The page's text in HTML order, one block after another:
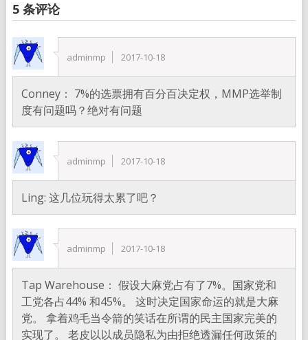
5 条评论
adminmp 2017-10-18
Conney： 7%的选票拥有百分百决定权，MMP选举制
度有问题吗？绝对有问题
adminmp 2017-10-18
Ling: 这几位玩得太累了吧？
adminmp 2017-10-18
Tap Warehouse： 假设大麻党占有了7%。国家党和
工党各占44% 和45%。 这时决定国家命运的就是大麻
党。 拿着鸡毛当令箭的笑话在所谓的民主国家完美的
实现了。 老皮以以成员隐私为由拒绝透漏任何政策的